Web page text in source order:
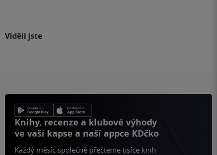
Viděli jste
Knihy, recenze a klubové výhody
ve vaší kapse a naší appce KDčko
Každý měsíc společně přečteme tisíce knih